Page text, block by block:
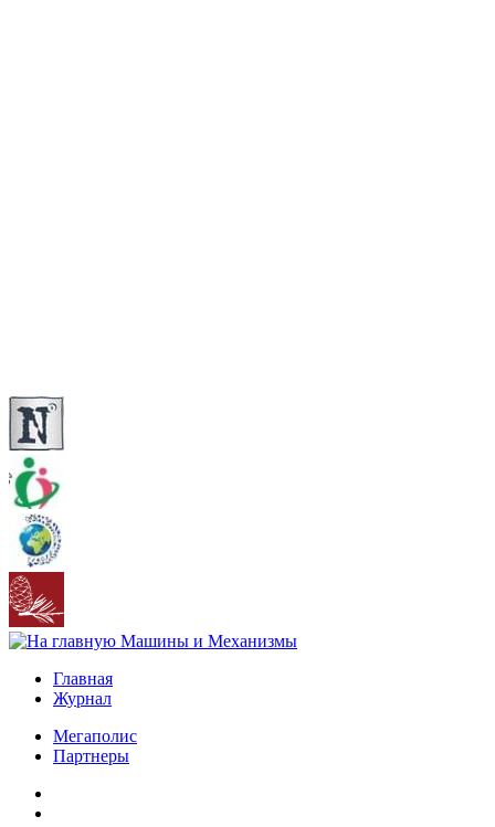
Главная
Журнал
Мегаполис
Партнеры